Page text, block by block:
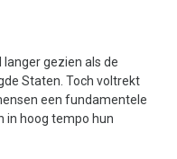
langer gezien als de
Staten. Toch voltrekt
een fundamentele
in hoog tempo hun